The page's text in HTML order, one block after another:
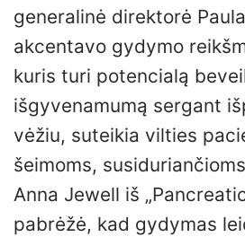
generalinė direktorė
akcentavo gydymo
kuris turi potencialą
išgyvenamumą sergant
vėžiu, suteikia vilties
šeimoms,
Anna Jewell iš
pabrėžė, kad gydymas